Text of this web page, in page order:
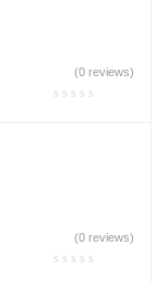
(0 reviews)
(0 reviews)